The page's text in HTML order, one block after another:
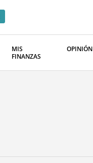
MIS
FINANZAS
OPINIÓN